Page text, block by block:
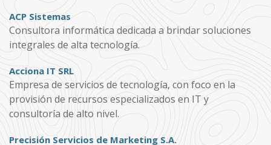
ACP Sistemas
Consultora informática dedicada a brindar soluciones
integrales de alta tecnología.
Acciona IT SRL
Empresa de servicios de tecnología, con foco en la
provisión de recursos especializados en IT y
consultoría de alto nivel.
Precisión Servicios de Marketing S.A.